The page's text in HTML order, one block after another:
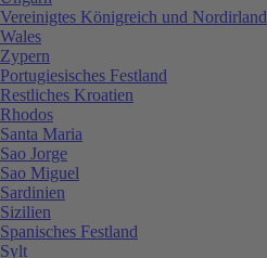
Vereinigtes Königreich und Nordirland
Wales
Zypern
Portugiesisches Festland
Restliches Kroatien
Rhodos
Santa Maria
Sao Jorge
Sao Miguel
Sardinien
Sizilien
Spanisches Festland
Sylt